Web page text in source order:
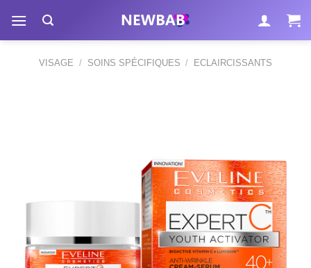
contenu
VISAGE / SOINS SPÉCIFIQUES / ECLAIRCISSANTS